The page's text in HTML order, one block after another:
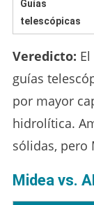
Guías
telescópicas
Veredicto:
guías
por mayor
hidrolítica.
sólidas, pero
Midea vs.